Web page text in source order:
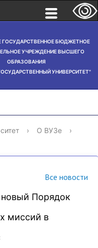
ГОСУДАРСТВЕННОЕ БЮДЖЕТНОЕ
УЧРЕЖДЕНИЕ ВЫСШЕГО
ОБРАЗОВАНИЯ
УНИВЕРСИТЕТ"
› О ВУЗе
›
Все новости
Порядок
миссий в